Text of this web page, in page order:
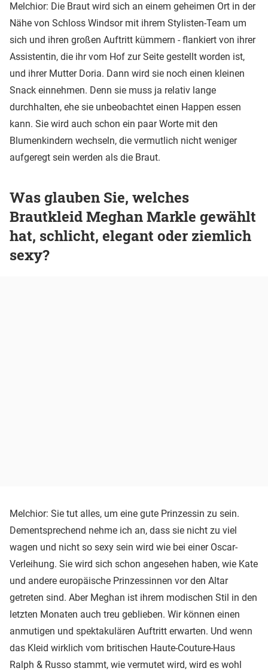
Melchior: Die Braut wird sich an einem geheimen Ort in der
Nähe von Schloss Windsor mit ihrem Stylisten-Team um
sich und ihren großen Auftritt kümmern - flankiert von ihrer
Assistentin, die ihr vom Hof zur Seite gestellt worden ist,
und ihrer Mutter Doria. Dann wird sie noch einen kleinen
Snack einnehmen. Denn sie muss ja relativ lange
durchhalten, ehe sie unbeobachtet einen Happen essen
kann. Sie wird auch schon ein paar Worte mit den
Blumenkindern wechseln, die vermutlich nicht weniger
aufgeregt sein werden als die Braut.
Was glauben Sie, welches
Brautkleid Meghan Markle gewählt
hat, schlicht, elegant oder ziemlich
sexy?
Melchior: Sie tut alles, um eine gute Prinzessin zu sein.
Dementsprechend nehme ich an, dass sie nicht zu viel
wagen und nicht so sexy sein wird wie bei einer Oscar-
Verleihung. Sie wird sich schon angesehen haben, wie Kate
und andere europäische Prinzessinnen vor den Altar
getreten sind. Aber Meghan ist ihrem modischen Stil in den
letzten Monaten auch treu geblieben. Wir können einen
anmutigen und spektakulären Auftritt erwarten. Und wenn
das Kleid wirklich vom britischen Haute-Couture-Haus
Ralph & Russo stammt, wie vermutet wird, wird es wohl